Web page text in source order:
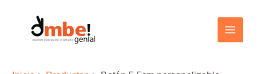
contenido
MAIN